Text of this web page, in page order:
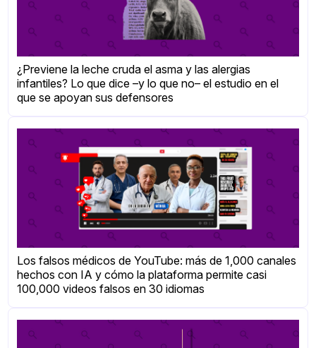
¿Previene la leche cruda el asma y las alergias
infantiles? Lo que dice –y lo que no– el estudio en el
que se apoyan sus defensores
Los falsos médicos de YouTube: más de 1,000 canales
hechos con IA y cómo la plataforma permite casi
100,000 videos falsos en 30 idiomas